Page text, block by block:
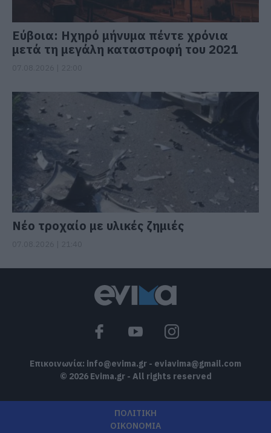
Εύβοια: Ηχηρό μήνυμα πέντε χρόνια
μετά τη μεγάλη καταστροφή του 2021
Νέο τροχαίο με υλικές ζημιές
Επικοινωνία: info@evima.gr - eviavima@gmail.com
© 2026 Evima.gr - All rights reserved
ΠΟΛΙΤΙΚΗ
ΟΙΚΟΝΟΜΙΑ